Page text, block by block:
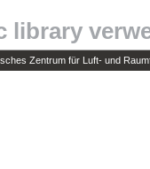
library
Zentrum für Luft- und